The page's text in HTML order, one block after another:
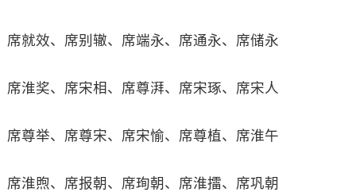
席就效、席别辙、席端永、席通永、席储永
席淮奖、席宋相、席尊湃、席宋琢、席宋人
席尊举、席尊宋、席宋愉、席尊植、席淮午
席淮煦、席报朝、席珣朝、席淮擂、席巩朝